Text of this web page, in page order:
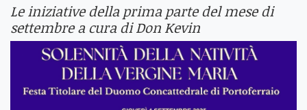
Le iniziative della prima parte del mese di
settembre a cura di Don Kevin